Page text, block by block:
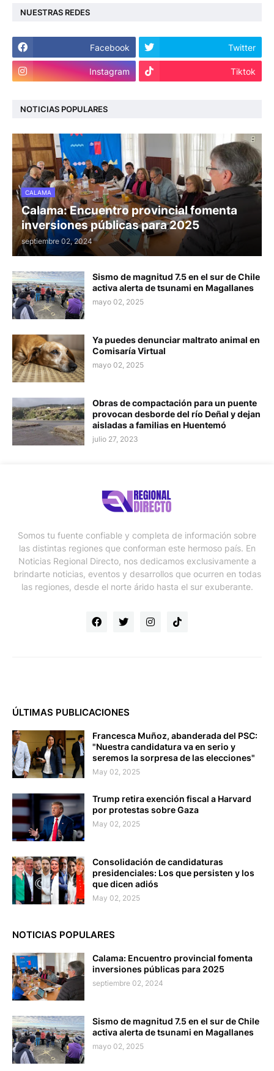
NUESTRAS REDES
Facebook Twitter
Instagram Tiktok
NOTICIAS POPULARES
CALAMA
Calama: Encuentro provincial fomenta
inversiones públicas para 2025
septiembre 02, 2024
Sismo de magnitud 7.5 en el sur de Chile
activa alerta de tsunami en Magallanes
mayo 02, 2025
Ya puedes denunciar maltrato animal en
Comisaría Virtual
mayo 02, 2025
Obras de compactación para un puente
provocan desborde del río Deñal y dejan
aisladas a familias en Huentemó
julio 27, 2023
Somos tu fuente confiable y completa de información sobre
las distintas regiones que conforman este hermoso país. En
Noticias Regional Directo, nos dedicamos exclusivamente a
brindarte noticias, eventos y desarrollos que ocurren en todas
las regiones, desde el norte árido hasta el sur exuberante.
ÚLTIMAS PUBLICACIONES
Francesca Muñoz, abanderada del PSC:
"Nuestra candidatura va en serio y
seremos la sorpresa de las elecciones"
May 02, 2025
Trump retira exención fiscal a Harvard
por protestas sobre Gaza
May 02, 2025
Consolidación de candidaturas
presidenciales: Los que persisten y los
que dicen adiós
May 02, 2025
NOTICIAS POPULARES
Calama: Encuentro provincial fomenta
inversiones públicas para 2025
septiembre 02, 2024
Sismo de magnitud 7.5 en el sur de Chile
activa alerta de tsunami en Magallanes
mayo 02, 2025